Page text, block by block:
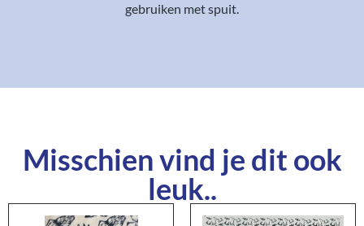
gebruiken met spuit.
Misschien vind je dit ook
leuk..